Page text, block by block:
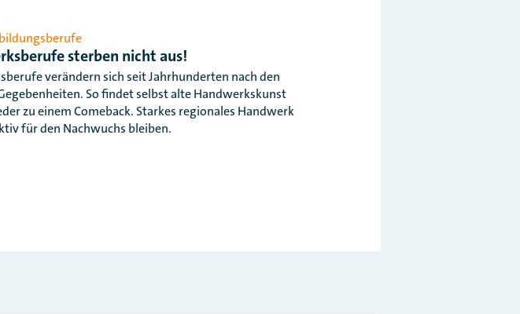
sterben nicht aus!
verändern sich seit Jahrhunderten nach den
So findet selbst alte Handwerkskunst
zu einem Comeback. Starkes regionales Handwerk
für den Nachwuchs bleiben.